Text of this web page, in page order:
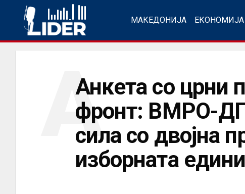
МАКЕДОНИЈА ЕКОНОМИЈА
Анкета со црни
фронт: ВМРО-
сила со двојна
изборната
А